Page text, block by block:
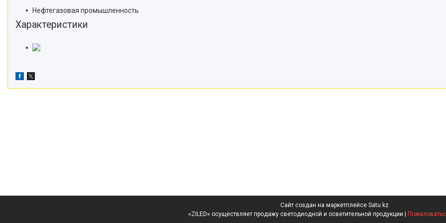
Нефтегазовая промышленность
Характеристики
Сайт создан на маркетплейсе Satu.kz
«ZILED» осуществляет продажу светодиодной и осветительной продукции |